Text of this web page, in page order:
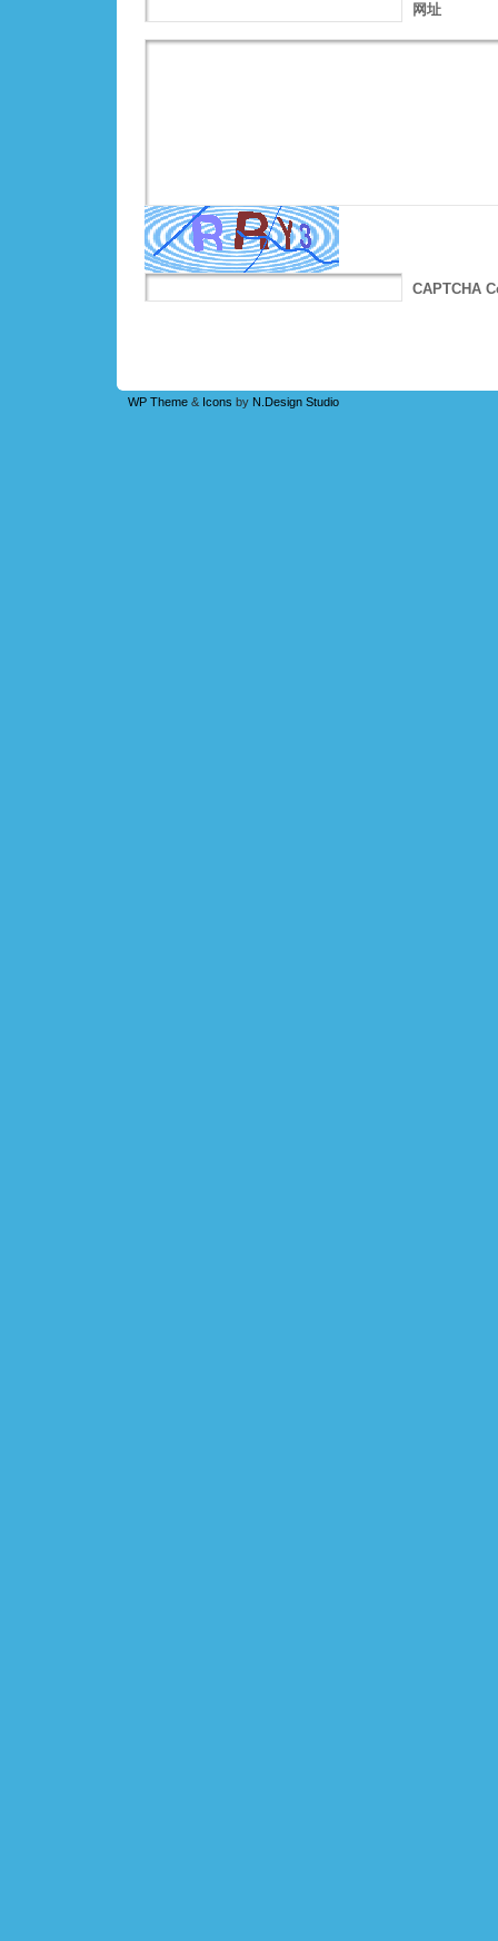
网址
CAPTCHA
WP Theme & Icons by N.Design Studio